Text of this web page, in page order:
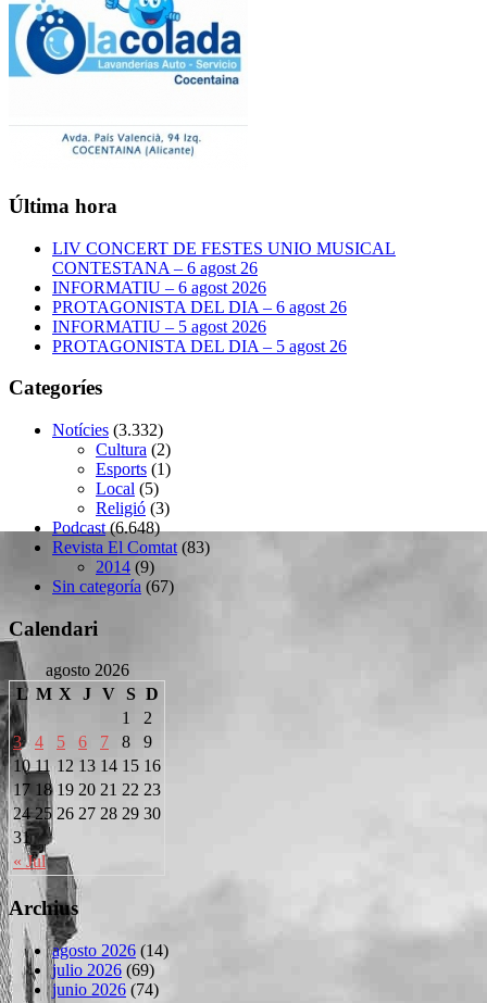
Última hora
LIV CONCERT DE FESTES UNIO MUSICAL
CONTESTANA – 6 agost 26
INFORMATIU – 6 agost 2026
PROTAGONISTA DEL DIA – 6 agost 26
INFORMATIU – 5 agost 2026
PROTAGONISTA DEL DIA – 5 agost 26
Categoríes
Notícies (3.332)
Cultura (2)
Esports (1)
Local (5)
Religió (3)
Podcast(6.648)
Revista El Comtat (83)
2014 (9)
Sin categoría (67)
Calendari
agosto 2026
L M X J V S D
« Jul
1
2
3
4 5 6 7 8
9
10 11 12 13 14 15 16
17 18 19 20 21 22 23
24 25 26 27 28 29 30
31
Archius
agosto 2026 (14)
julio 2026 (69)
junio 2026 (74)